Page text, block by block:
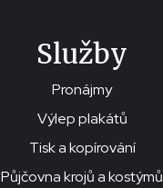
Služby
Pronájmy
Výlep plakátů
Tisk a kopírování
Půjčovna krojů a kostýmů